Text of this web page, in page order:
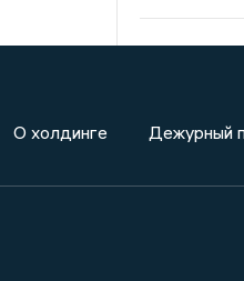
О холдинге Дежурный